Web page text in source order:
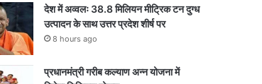
देश में अव्वलः 38.8 मिलियन मीट्रिक टन दुग्ध
उत्पादन के साथ उत्तर प्रदेश शीर्ष पर
8 hours ago
प्रधानमंत्री गरीब कल्याण अन्न योजना में